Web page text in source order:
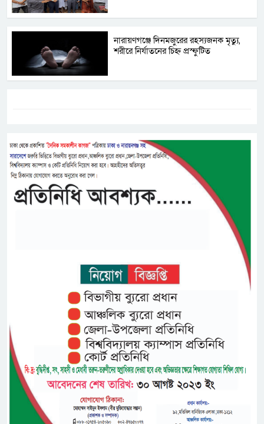
নারায়ণগঞ্জে দিনমজুরের রহস্যজনক মৃত্যু,
শরীরে নির্যাতনের চিহ্ন প্রস্ফুটিত